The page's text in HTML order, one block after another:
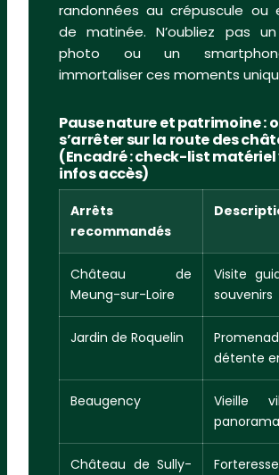
randonnées au crépuscule ou
de matinée. N’oubliez pas
photo ou un
immortaliser ces moments
Pause nature et patrimoine :
s’arrêter sur la route des
(Encadré : check-list matériel
infos accès)
Arrêts
recommandés
Château de
Meung-sur-Loire
Visite
souvenirs
Jardin de Roquelin
détente
Beaugency
Vieille
Château de Sully-